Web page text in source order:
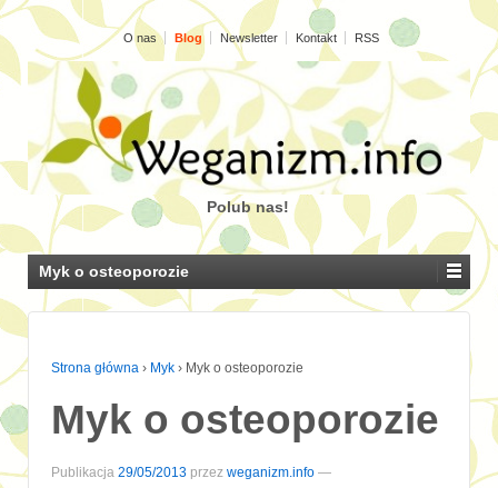
O nas Blog Newsletter Kontakt RSS
Polub nas!
Myk o osteoporozie
Strona główna › Myk › Myk o osteoporozie
Myk o osteoporozie
Publikacja 29/05/2013 przez weganizm.info —